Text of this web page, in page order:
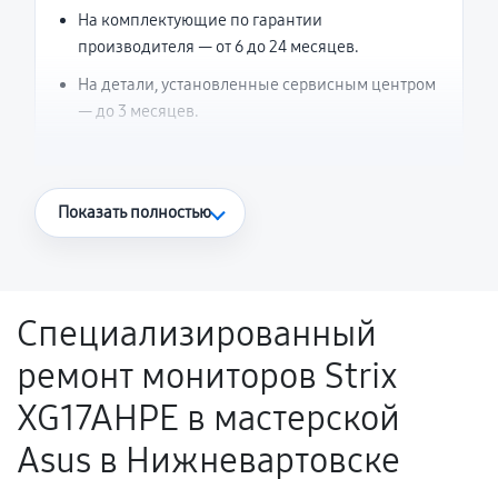
На комплектующие по гарантии
производителя — от 6 до 24 месяцев.
На детали, установленные сервисным центром
— до 3 месяцев.
Что считается гарантийным случаем
Поломка установленной детали при
нормальной эксплуатации в течение
гарантийного срока.
Несоответствие комплектующей заявленным
техническим характеристикам.
Показать полностью
Специализированный
ремонт мониторов Strix
XG17AHPE в мастерской
Asus в Нижневартовске